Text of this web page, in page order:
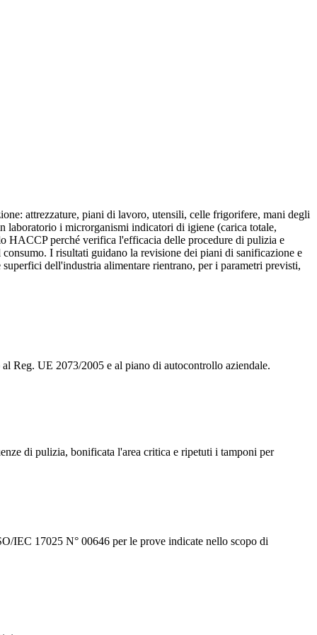
attrezzature, piani di lavoro, utensili, celle frigorifere, mani degli
laboratorio i microrganismi indicatori di igiene (carica totale,
HACCP perché verifica l'efficacia delle procedure di pulizia e
I risultati guidano la revisione dei piani di sanificazione e
dell'industria alimentare rientrano, per i parametri previsti,
Reg. UE 2073/2005 e al piano di autocontrollo aziendale.
di pulizia, bonificata l'area critica e ripetuti i tamponi per
IEC 17025 N° 00646 per le prove indicate nello scopo di